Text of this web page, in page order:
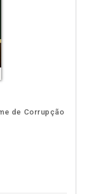
de Corrupção